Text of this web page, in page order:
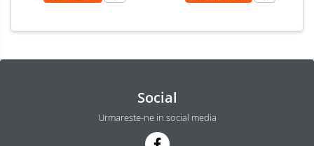
Social
Urmareste-ne in social media